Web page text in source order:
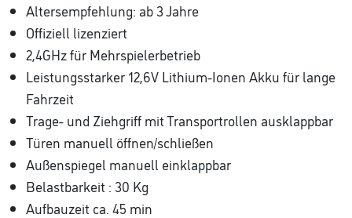
Altersempfehlung: ab 3 Jahre
Offiziell lizenziert
2,4GHz für Mehrspielerbetrieb
Leistungsstarker 12,6V Lithium-Ionen Akku für lange
Fahrzeit
Trage- und Ziehgriff mit Transportrollen ausklappbar
Türen manuell öffnen/schließen
Außenspiegel manuell einklappbar
Belastbarkeit : 30 Kg
Aufbauzeit ca. 45 min